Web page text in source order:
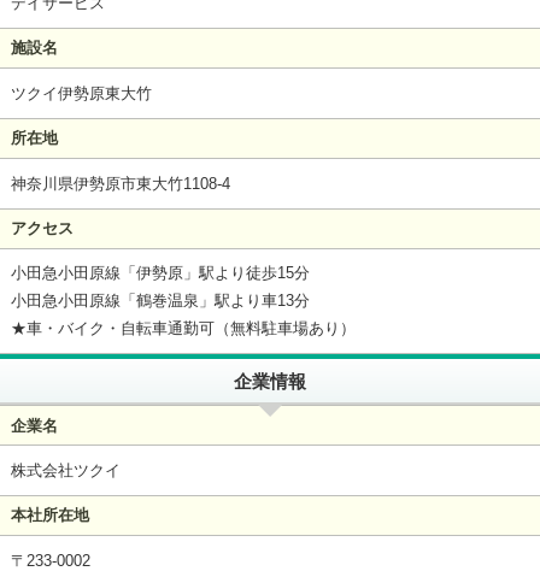
施設名
ツクイ伊勢原東大竹
所在地
神奈川県伊勢原市東大竹1108-4
アクセス
小田急小田原線「伊勢原」駅より徒歩15分
小田急小田原線「鶴巻温泉」駅より車13分
★車・バイク・自転車通勤可（無料駐車場あり）
企業情報
企業名
株式会社ツクイ
本社所在地
〒233-0002